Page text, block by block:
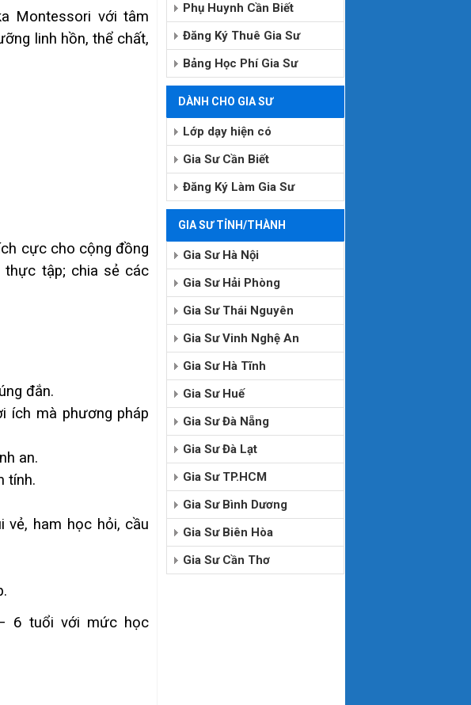
Montessori với tâm
linh hồn, thể chất,
cực cho cộng đồng
thực tập; chia sẻ các
đắn.
ích mà phương pháp
an.
tính.
vẻ, ham học hỏi, cầu
6 tuổi với mức học
Phụ Huynh Cần Biết
Đăng Ký Thuê Gia Sư
Bảng Học Phí Gia Sư
DÀNH CHO GIA SƯ
Lớp dạy hiện có
Gia Sư Cần Biết
Đăng Ký Làm Gia Sư
GIA SƯ TỈNH/THÀNH
Gia Sư Hà Nội
Gia Sư Hải Phòng
Gia Sư Thái Nguyên
Gia Sư Vinh Nghệ An
Gia Sư Hà Tĩnh
Gia Sư Huế
Gia Sư Đà Nẵng
Gia Sư Đà Lạt
Gia Sư TP.HCM
Gia Sư Bình Dương
Gia Sư Biên Hòa
Gia Sư Cần Thơ